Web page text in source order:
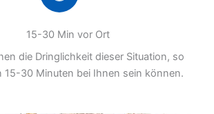
15-30 Min vor Ort
die Dringlichkeit dieser Situation, so
15-30 Minuten bei Ihnen sein können.